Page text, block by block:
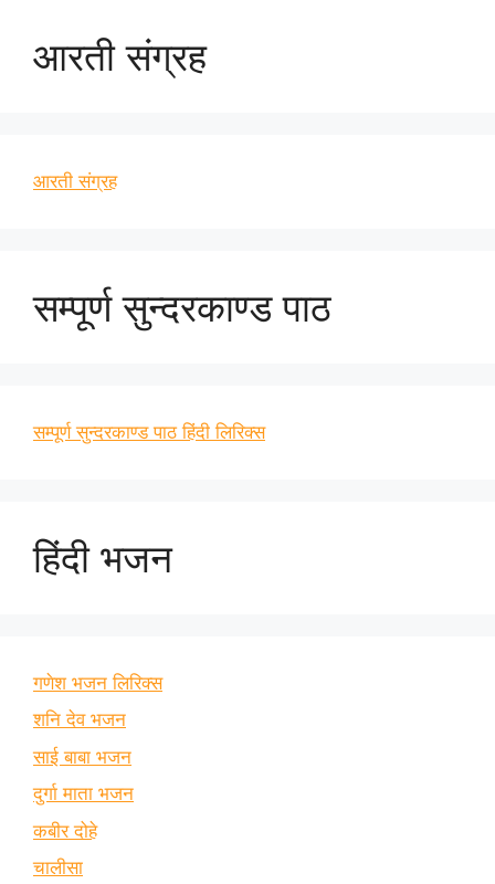
आरती संग्रह
आरती संग्रह
सम्पूर्ण सुन्दरकाण्ड पाठ
सम्पूर्ण सुन्दरकाण्ड पाठ हिंदी लिरिक्स
हिंदी भजन
गणेश भजन लिरिक्स
शनि देव भजन
साई बाबा भजन
दुर्गा माता भजन
कबीर दोहे
चालीसा